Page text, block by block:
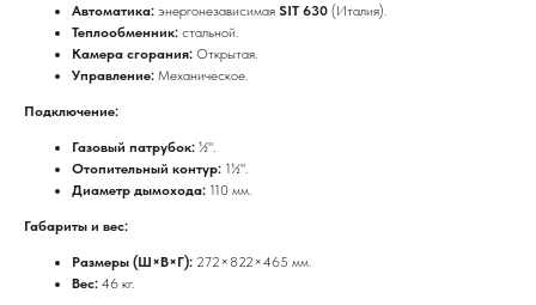
Автоматика: энергонезависимая SIT 630 (Италия).
Теплообменник: стальной.
Камера сгорания: Открытая.
Управление: Механическое.
Подключение:
Газовый патрубок: ½".
Отопительный контур: 1½".
Диаметр дымохода: 110 мм.
Габариты и вес:
Размеры (Ш×В×Г): 272×822×465 мм.
Вес: 46 кг.